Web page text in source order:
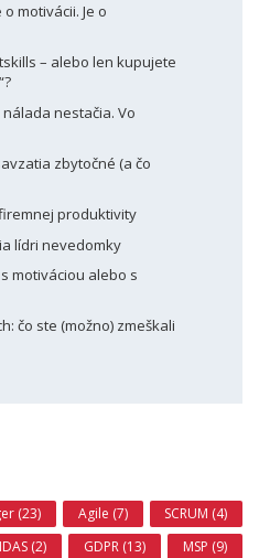
motivácii. Je o
– alebo len kupujete
nestačia. Vo
zbytočné (a čo
produktivity
lídri nevedomky
motiváciou alebo s
čo ste (možno) zmeškali
(23) Agile (7)
SCRUM (4)
(2) GDPR (13)
MSP (9)